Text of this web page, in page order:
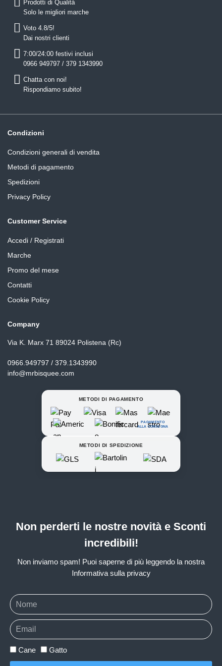
Prodotti di Qualità
Solo le migliori marche
Voto 4.8/5!
Dai nostri clienti
7:00/24:00 festivi inclusi
0966 949797 / 379 1343990
Chatta con noi!
Rispondiamo subito!
Condizioni
Condizioni generali di vendita
Metodi di pagamento
Spedizioni
Privacy Policy
Customer Service
Accedi / Registrati
Marche
Promo del mese
Contatti
Cookie Policy
Company
Via K. Marx 71 89024 Polistena (Rc)
0966.949797 / 379.1343990
info@mrbisquee.com
METODI DI PAGAMENTO
PAGAMENTO
ALLA CONSEGNA
METODI DI SPEDIZIONE
Non perderti le nostre novità e Sconti
incredibili!
Non inviamo spam! Puoi saperne di più leggendo la nostra
Informativa sulla privacy
Cane Gatto